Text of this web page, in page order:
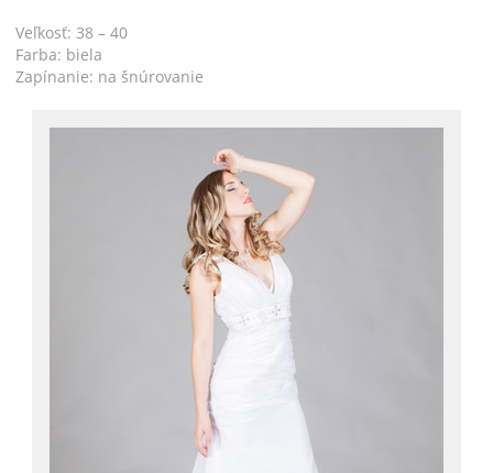
Veľkosť: 38 – 40
Farba: biela
Zapínanie: na šnúrovanie